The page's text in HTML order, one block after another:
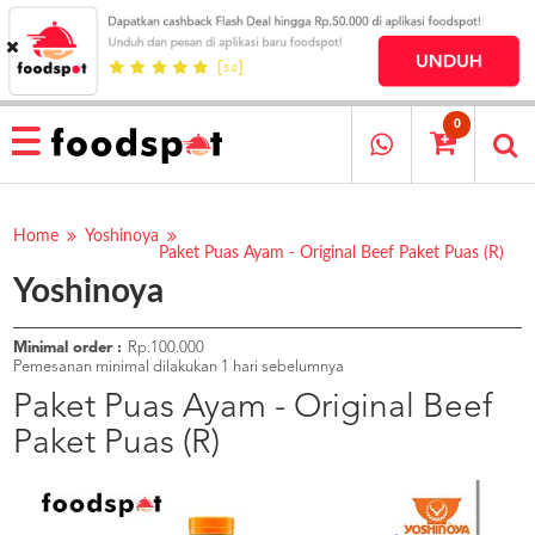
HOME
MENU
RESTAURANT
PESAN
COMPANY
KATA
MEREKA
LOYALTY
PROGRAM
0
Home
Yoshinoya
Paket Puas Ayam - Original Beef Paket Puas (R)
Yoshinoya
Minimal order :
Rp.100.000
Pemesanan minimal dilakukan 1 hari sebelumnya
Paket Puas Ayam - Original Beef
Paket Puas (R)